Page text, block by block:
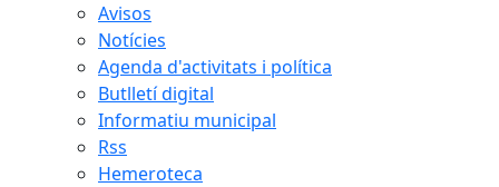
Avisos
Notícies
Agenda d'activitats i política
Butlletí digital
Informatiu municipal
Rss
Hemeroteca